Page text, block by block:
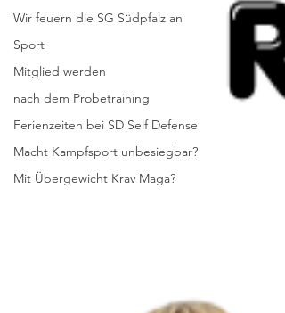
Wir feuern die SG Südpfalz an
Sport
Mitglied werden
nach dem Probetraining
Ferienzeiten bei SD Self Defense
Macht Kampfsport unbesiegbar?
Mit Übergewicht Krav Maga?